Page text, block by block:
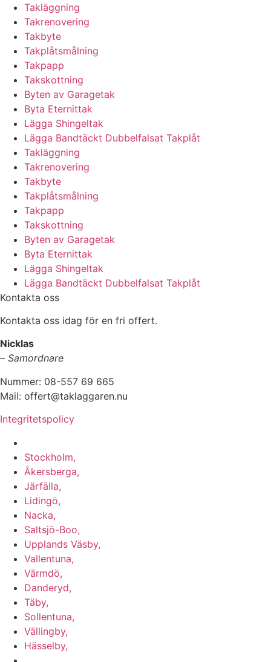
Takläggning
Takrenovering
Takbyte
Takplåtsmålning
Takpapp
Takskottning
Byten av Garagetak
Byta Eternittak
Lägga Shingeltak
Lägga Bandtäckt Dubbelfalsat Takplåt
Takläggning
Takrenovering
Takbyte
Takplåtsmålning
Takpapp
Takskottning
Byten av Garagetak
Byta Eternittak
Lägga Shingeltak
Lägga Bandtäckt Dubbelfalsat Takplåt
Kontakta oss
Kontakta oss idag för en fri offert.
Nicklas
– Samordnare
Nummer: 08-557 69 665
Mail: offert@taklaggaren.nu
Integritetspolicy
Stockholm,
Åkersberga,
Järfälla,
Lidingö,
Nacka,
Saltsjö-Boo,
Upplands Väsby,
Vallentuna,
Värmdö,
Danderyd,
Täby,
Sollentuna,
Vällingby,
Hässelby,